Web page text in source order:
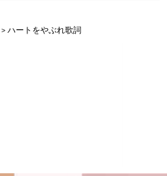
ハートをやぶれ歌詞